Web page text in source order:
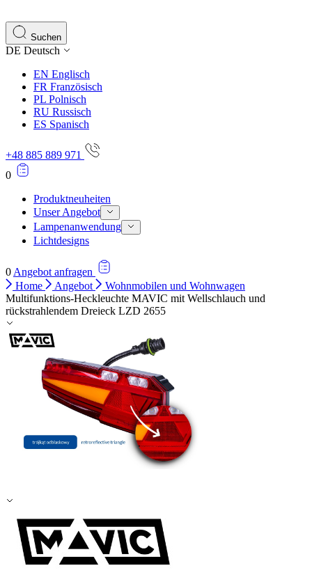
Suchen
DE Deutsch
EN Englisch
FR Französisch
PL Polnisch
RU Russisch
ES Spanisch
+48 885 889 971
0
Produktneuheiten
Unser Angebot
Lampenanwendung
Lichtdesigns
0 Angebot anfragen
Home
Angebot
Wohnmobilen und Wohnwagen
Multifunktions-Heckleuchte MAVIC mit Wellschlauch und
rückstrahlendem Dreieck LZD 2655
Marketing-Cookies werden verwendet, um Benutzer
einzelnen Benutzer relevant und ansprechend sind und
Nicht kategorisiert.
Andere nicht kategorisierte Cookies sind solche, die